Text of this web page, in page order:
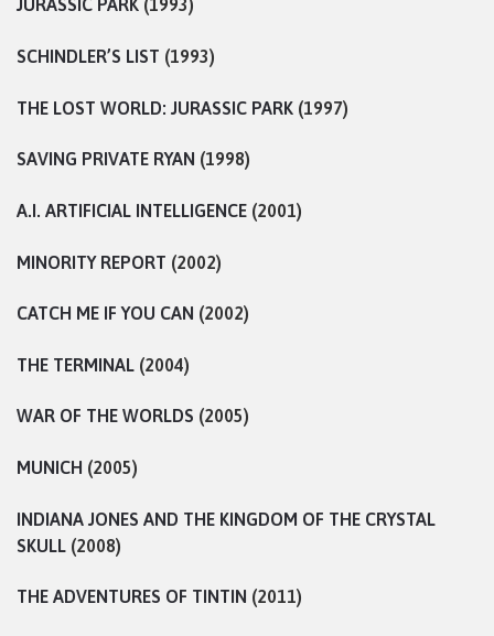
JURASSIC PARK (1993)
SCHINDLER’S LIST (1993)
THE LOST WORLD: JURASSIC PARK (1997)
SAVING PRIVATE RYAN (1998)
A.I. ARTIFICIAL INTELLIGENCE (2001)
MINORITY REPORT (2002)
CATCH ME IF YOU CAN (2002)
THE TERMINAL (2004)
WAR OF THE WORLDS (2005)
MUNICH (2005)
INDIANA JONES AND THE KINGDOM OF THE CRYSTAL
SKULL (2008)
THE ADVENTURES OF TINTIN (2011)